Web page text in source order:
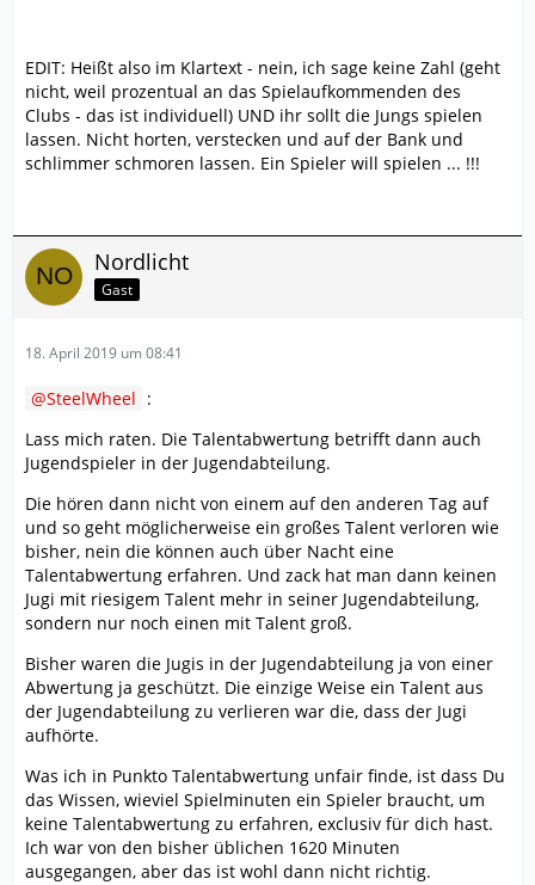
EDIT: Heißt also im Klartext - nein, ich sage keine Zahl (geht
nicht, weil prozentual an das Spielaufkommenden des
Clubs - das ist individuell) UND ihr sollt die Jungs spielen
lassen. Nicht horten, verstecken und auf der Bank und
schlimmer schmoren lassen. Ein Spieler will spielen ... !!!
Nordlicht
Gast
18. April 2019 um 08:41
SteelWheel :
Lass mich raten. Die Talentabwertung betrifft dann auch
Jugendspieler in der Jugendabteilung.
Die hören dann nicht von einem auf den anderen Tag auf
und so geht möglicherweise ein großes Talent verloren wie
bisher, nein die können auch über Nacht eine
Talentabwertung erfahren. Und zack hat man dann keinen
Jugi mit riesigem Talent mehr in seiner Jugendabteilung,
sondern nur noch einen mit Talent groß.
Bisher waren die Jugis in der Jugendabteilung ja von einer
Abwertung ja geschützt. Die einzige Weise ein Talent aus
der Jugendabteilung zu verlieren war die, dass der Jugi
aufhörte.
Was ich in Punkto Talentabwertung unfair finde, ist dass Du
das Wissen, wieviel Spielminuten ein Spieler braucht, um
keine Talentabwertung zu erfahren, exclusiv für dich hast.
Ich war von den bisher üblichen 1620 Minuten
ausgegangen, aber das ist wohl dann nicht richtig.